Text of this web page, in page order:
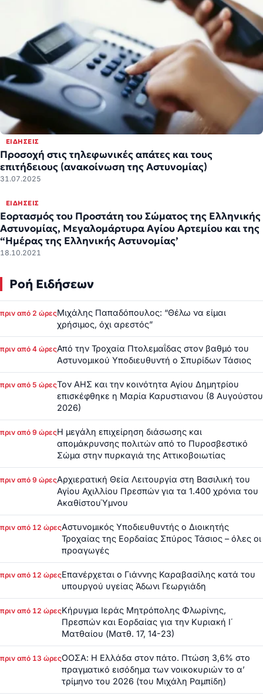
ΕΙΔΉΣΕΙΣ
Προσοχή στις τηλεφωνικές απάτες και τους
επιτήδειους (ανακοίνωση της Αστυνομίας)
31.07.2025
ΕΙΔΉΣΕΙΣ
Εορτασμός του Προστάτη του Σώματος της Ελληνικής
Αστυνομίας, Μεγαλομάρτυρα Αγίου Αρτεμίου και της
“Ημέρας της Ελληνικής Αστυνομίας’
18.10.2021
Ροή Ειδήσεων
πριν από 2 ώρεςΜιχάλης Παπαδόπουλος: “Θέλω να είμαι
χρήσιμος, όχι αρεστός”
πριν από 4 ώρεςΑπό την Τροχαία Πτολεμαΐδας στον βαθμό του
Αστυνομικού Υποδιευθυντή ο Σπυρίδων Τάσιος
πριν από 5 ώρεςΤον ΑΗΣ και την κοινότητα Αγίου Δημητρίου
επισκέφθηκε η Μαρία Καρυστιανου (8 Αυγούστου
2026)
πριν από 9 ώρεςΗ μεγάλη επιχείρηση διάσωσης και
απομάκρυνσης πολιτών από το Πυροσβεστικό
Σώμα στην πυρκαγιά της Αττικοβοιωτίας
πριν από 9 ώρεςΑρχιερατική Θεία Λειτουργία στη Βασιλική του
Αγίου Αχιλλίου Πρεσπών για τα 1.400 χρόνια του
ΑκαθίστουΎμνου
πριν από 12 ώρεςΑστυνομικός Υποδιευθυντής ο Διοικητής
Τροχαίας της Εορδαίας Σπύρος Τάσιος – όλες οι
προαγωγές
πριν από 12 ώρεςΕπανέρχεται ο Γιάννης Καραβασίλης κατά του
υπουργού υγείας Άδωνι Γεωργιάδη
πριν από 12 ώρεςΚήρυγμα Ιεράς Μητρόπολης Φλωρίνης,
Πρεσπών και Εορδαίας για την Κυριακή Ι΄
Ματθαίου (Ματθ. 17, 14-23)
πριν από 13 ώρεςΟΟΣΑ: Η Ελλάδα στον πάτο. Πτώση 3,6% στο
πραγματικό εισόδημα των νοικοκυριών το α’
τρίμηνο του 2026 (του Μιχάλη Ραμπίδη)